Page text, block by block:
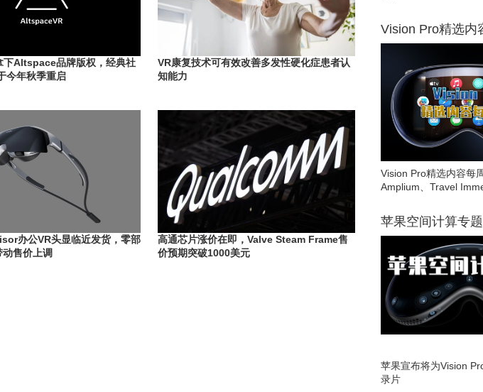
Altspace品牌版权，经典社
今年秋季重启
VR康复技术可有效改善多发性硬化症患者认
知能力
办公VR头显临近发货，零部
售价上调
高通芯片涨价在即，Valve Steam Frame售
价预期突破1000美元
Vision Pro精选内
Vision Pro精选内容每
Amplium、Travel
苹果空间计算专题
苹果宣布将为Vision
录片